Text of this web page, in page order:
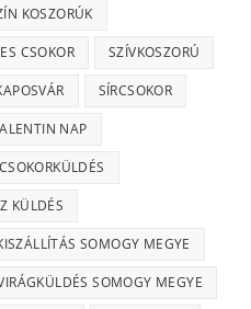
KOSZORÚK
CSOKOR SZÍVKOSZORÚ
SÍRCSOKOR
NAP
KÜLDÉS
SOMOGY MEGYE
SOMOGY MEGYE